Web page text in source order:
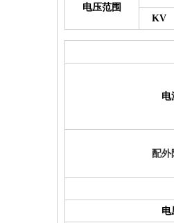
电压范围
KV
电
配外
电